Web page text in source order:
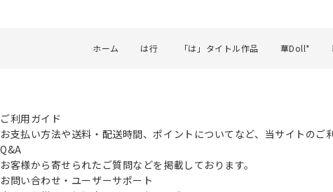
ホーム は行 「は」タイトル作品 華Doll*
ご利用ガイド
お支払い方法や送料・配送時間、ポイントについてなど、当サイトのご
Q&A
お客様から寄せられたご質問などを掲載しております。
お問い合わせ・ユーザーサポート